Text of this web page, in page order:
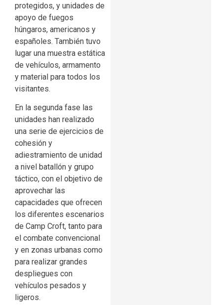
protegidos, y unidades de
apoyo de fuegos
húngaros, americanos y
españoles. También tuvo
lugar una muestra estática
de vehículos, armamento
y material para todos los
visitantes.
En la segunda fase las
unidades han realizado
una serie de ejercicios de
cohesión y
adiestramiento de unidad
a nivel batallón y grupo
táctico, con el objetivo de
aprovechar las
capacidades que ofrecen
los diferentes escenarios
de Camp Croft, tanto para
el combate convencional
y en zonas urbanas como
para realizar grandes
despliegues con
vehículos pesados y
ligeros.